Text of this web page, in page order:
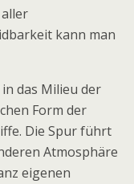
kann man
das Milieu der
Form der
Die Spur führt
Atmosphäre
eigenen